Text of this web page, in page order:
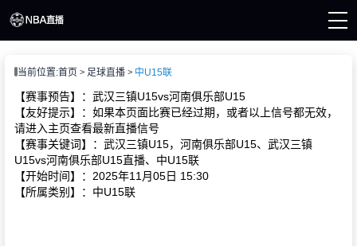
播
闻
当前位置:首页 足球直播 中U15联
【赛事预告】：武汉三镇U15vs河南俱乐部U15
【友好提示】：如果本页面比赛已经过期，或者以上信号都无效，
请进入主页查看最新直播信号
【赛事关键词】：武汉三镇U15，河南俱乐部U15、武汉三镇
U15vs河南俱乐部U15直播、中U15联
【开始时间】：2025年11月05日 15:30
【所属类别】：中U15联